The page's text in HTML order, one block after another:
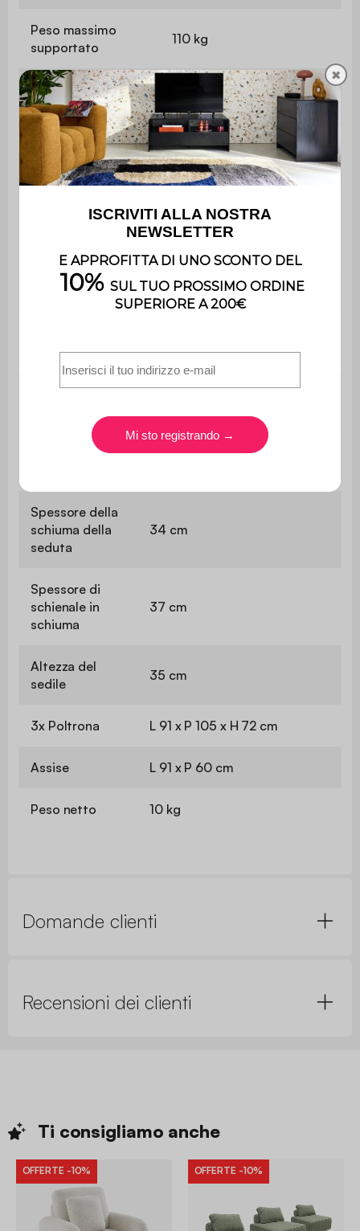
Peso massimo
supportato
110 kg
Uso
Utilizzo esclusivamente
domestico
Garanzia 2 anni
Nessun montaggio: il
prodotto viene consegnato
11,4 kg
sottovuoto
Rivestimento
Schiuma poliuretanica
Garnissaggio
Schiuma poliuretanica
Spessore della
schiuma della
seduta
34 cm
Spessore di
schienale in
schiuma
37 cm
Altezza del
sedile
35 cm
3x Poltrona L 91 x P 105 x H 72 cm
Assise L 91 x P 60 cm
Peso netto 10 kg
Domande clienti
Recensioni dei clienti
Ti consigliamo anche
OFFERTE -10% OFFERTE -10%
✖